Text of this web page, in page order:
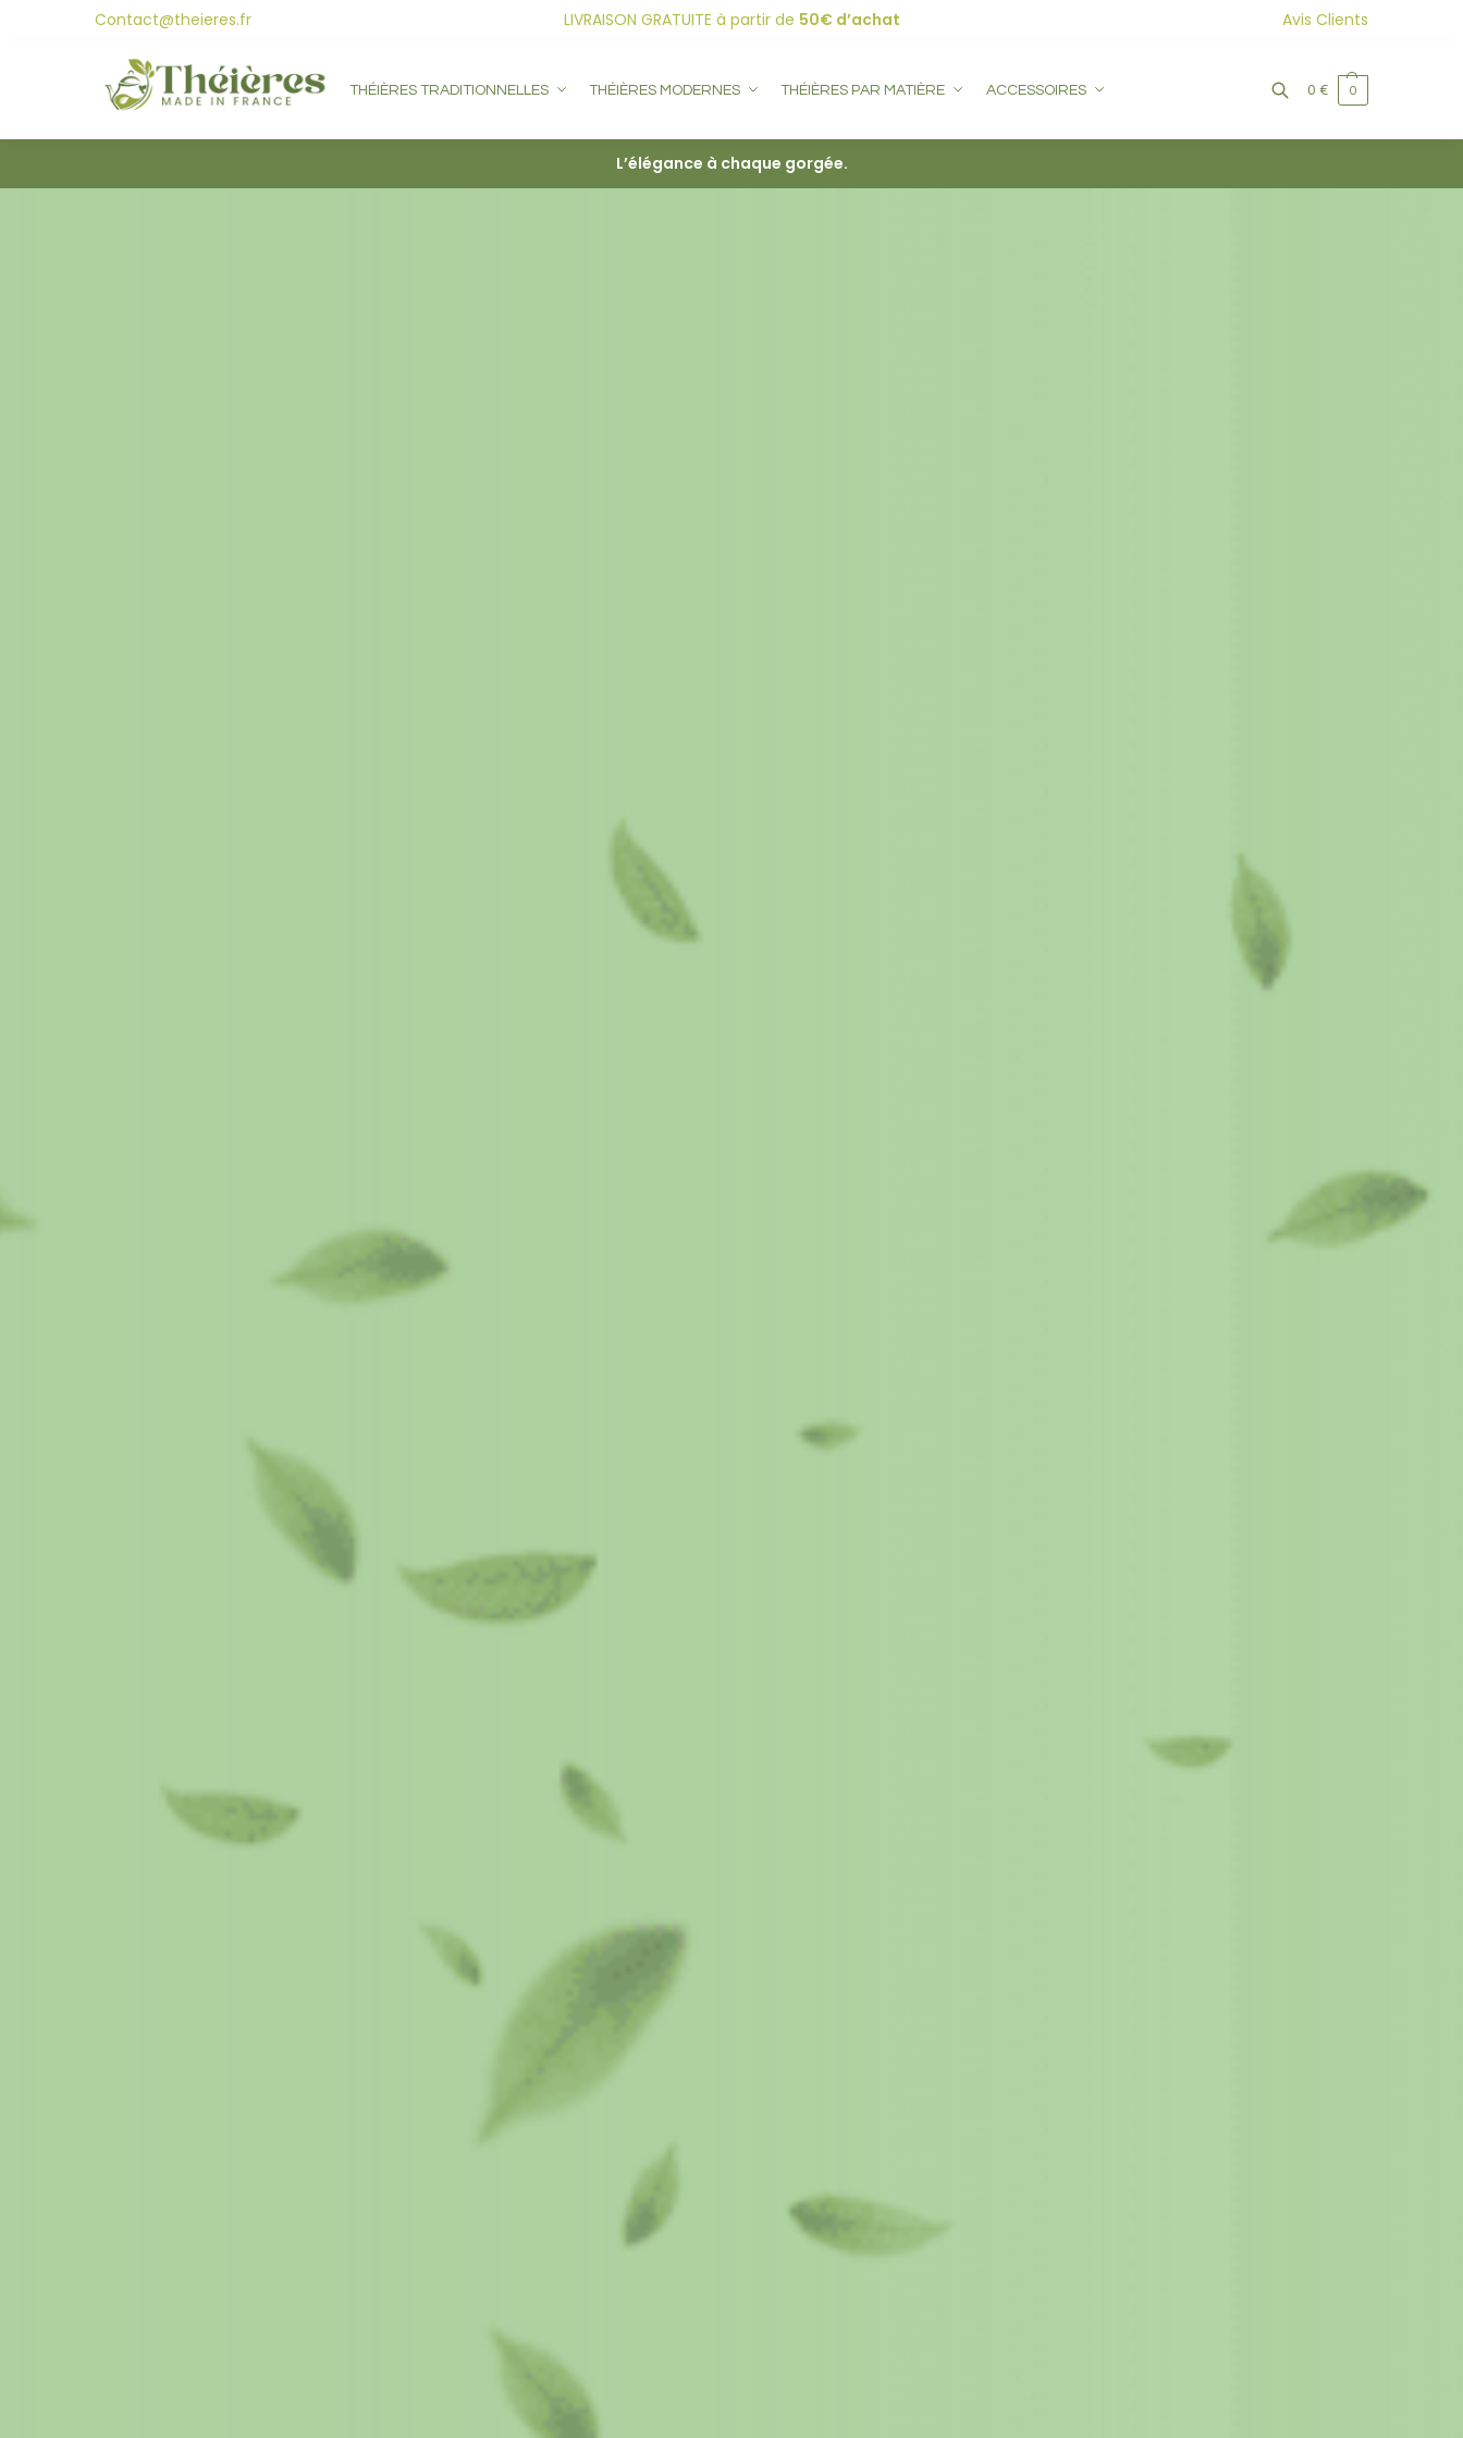
Contact@theieres.fr LIVRAISON GRATUITE à partir de 50€ d’achat Avis Clients
THÉIÈRES TRADITIONNELLES THÉIÈRES MODERNES THÉIÈRES PAR MATIÈRE ACCESSOIRES
Search
0 € 0
L’élégance à chaque gorgée.